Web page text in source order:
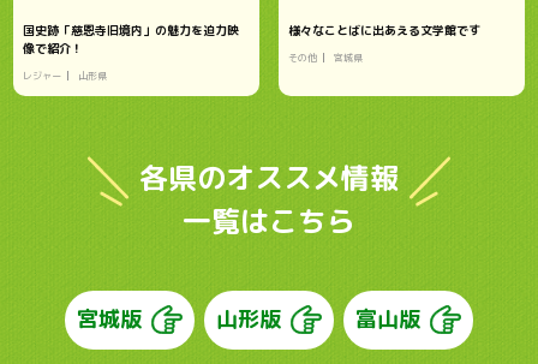
国史跡「慈恩寺旧境内」の魅力を迫力映
像で紹介！
レジャー 山形県
様々なことばに出あえる文学館です
その他 宮城県
各県のオススメ情報
一覧はこちら
宮城版 山形版 富山版